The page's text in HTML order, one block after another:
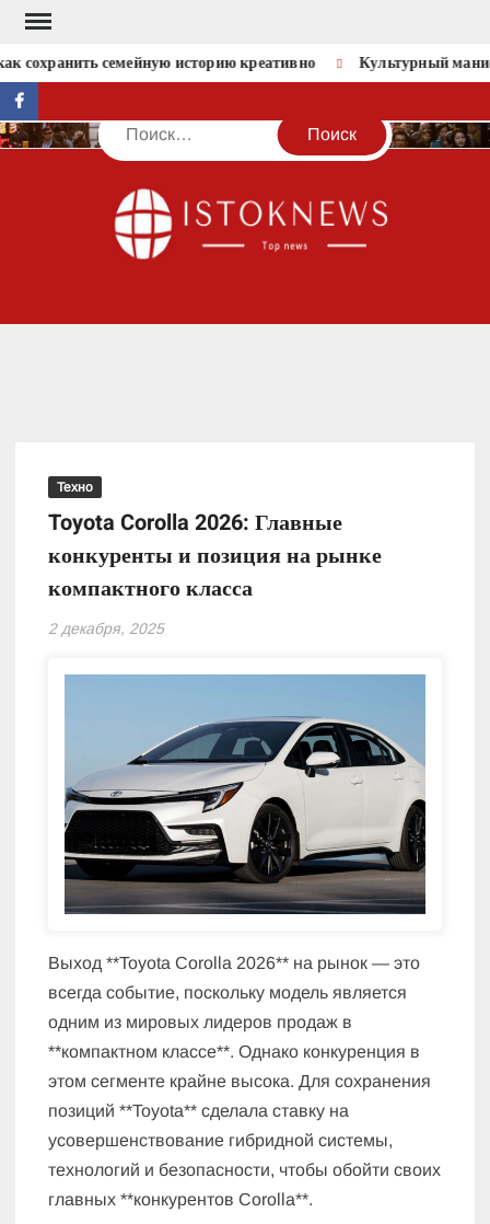
Перейти
содержимому
сохранить семейную историю креативно Культурный
facebook
Поиск
Техно
Toyota Corolla 2026: Главные
конкуренты и позиция на рынке
компактного класса
2 декабря, 2025
Выход **Toyota Corolla 2026** на рынок — это
всегда событие, поскольку модель является
одним из мировых лидеров продаж в
**компактном классе**. Однако конкуренция в
этом сегменте крайне высока. Для сохранения
позиций **Toyota** сделала ставку на
усовершенствование гибридной системы,
технологий и безопасности, чтобы обойти своих
главных **конкурентов Corolla**.